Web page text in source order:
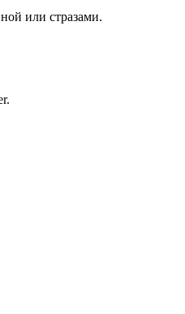
или стразами.